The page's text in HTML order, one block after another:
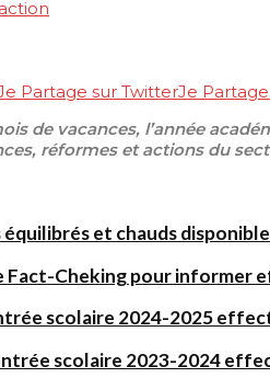
Partage sur TwitterJe
de vacances, l’année
réformes et actions du
et chauds
Fact-Cheking pour informer
scolaire 2024-2025
scolaire 2023-2024